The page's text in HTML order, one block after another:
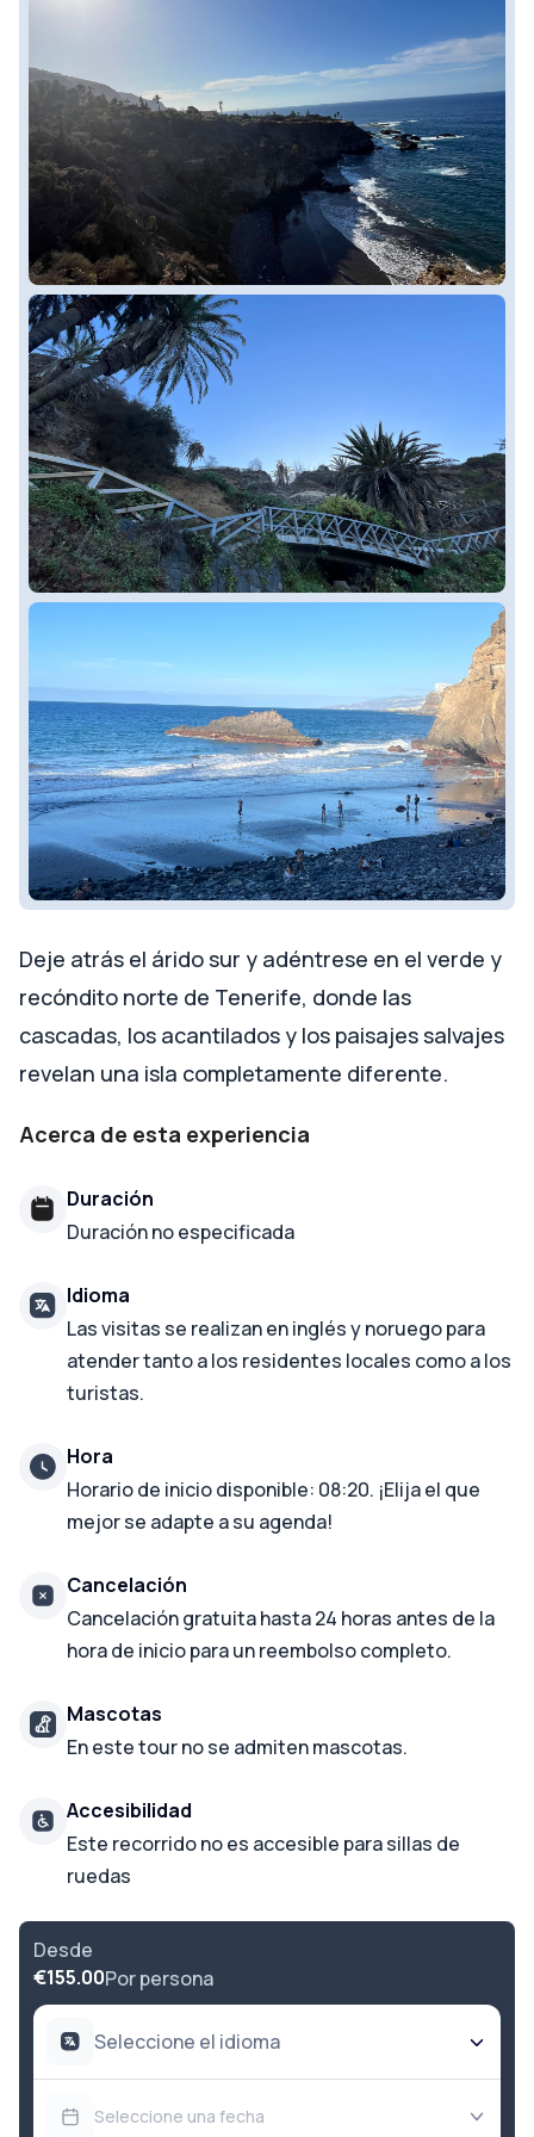
Deje atrás el árido sur y adéntrese en el verde y
recóndito norte de Tenerife, donde las
cascadas, los acantilados y los paisajes salvajes
revelan una isla completamente diferente.
Acerca de esta experiencia
Duración
Duración no especificada
Idioma
Las visitas se realizan en inglés y noruego para
atender tanto a los residentes locales como a los
turistas.
Hora
Horario de inicio disponible: 08:20. ¡Elija el que
mejor se adapte a su agenda!
Cancelación
Cancelación gratuita hasta 24 horas antes de la
hora de inicio para un reembolso completo.
Mascotas
En este tour no se admiten mascotas.
Accesibilidad
Este recorrido no es accesible para sillas de
ruedas
Desde
€155.00Por persona
Seleccione el idioma
Seleccione una fecha